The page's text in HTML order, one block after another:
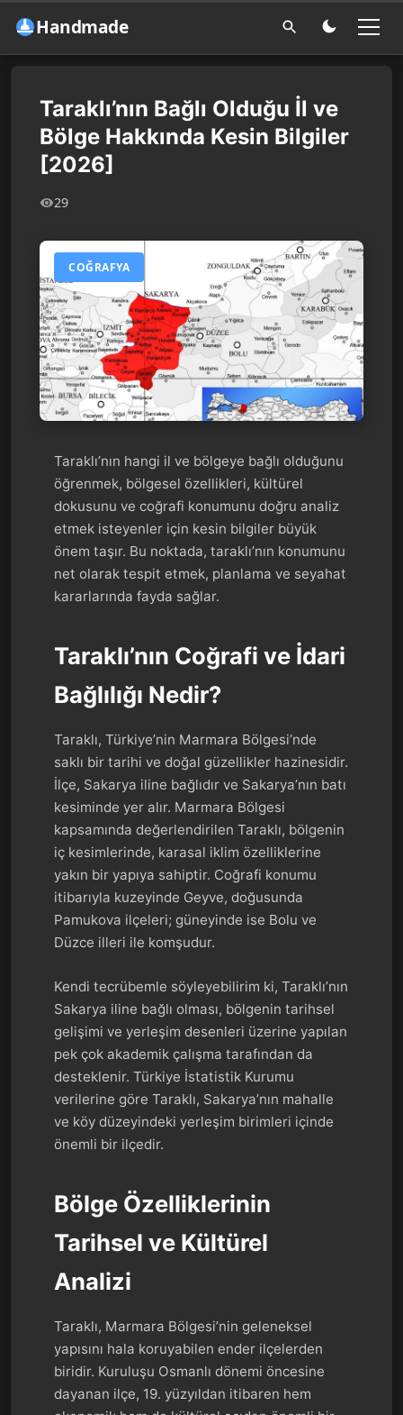
Handmade
Taraklı’nın Bağlı Olduğu İl ve
Bölge Hakkında Kesin Bilgiler
[2026]
29
COĞRAFYA
Taraklı’nın hangi il ve bölgeye bağlı olduğunu
öğrenmek, bölgesel özellikleri, kültürel
dokusunu ve coğrafi konumunu doğru analiz
etmek isteyenler için kesin bilgiler büyük
önem taşır. Bu noktada, taraklı’nın konumunu
net olarak tespit etmek, planlama ve seyahat
kararlarında fayda sağlar.
Taraklı’nın Coğrafi ve İdari
Bağlılığı Nedir?
Taraklı, Türkiye’nin Marmara Bölgesi’nde
saklı bir tarihi ve doğal güzellikler hazinesidir.
İlçe, Sakarya iline bağlıdır ve Sakarya’nın batı
kesiminde yer alır. Marmara Bölgesi
kapsamında değerlendirilen Taraklı, bölgenin
iç kesimlerinde, karasal iklim özelliklerine
yakın bir yapıya sahiptir. Coğrafi konumu
itibarıyla kuzeyinde Geyve, doğusunda
Pamukova ilçeleri; güneyinde ise Bolu ve
Düzce illeri ile komşudur.
Kendi tecrübemle söyleyebilirim ki, Taraklı’nın
Sakarya iline bağlı olması, bölgenin tarihsel
gelişimi ve yerleşim desenleri üzerine yapılan
pek çok akademik çalışma tarafından da
desteklenir. Türkiye İstatistik Kurumu
verilerine göre Taraklı, Sakarya’nın mahalle
ve köy düzeyindeki yerleşim birimleri içinde
önemli bir ilçedir.
Bölge Özelliklerinin
Tarihsel ve Kültürel
Analizi
Taraklı, Marmara Bölgesi’nin geleneksel
yapısını hala koruyabilen ender ilçelerden
biridir. Kuruluşu Osmanlı dönemi öncesine
dayanan ilçe, 19. yüzyıldan itibaren hem